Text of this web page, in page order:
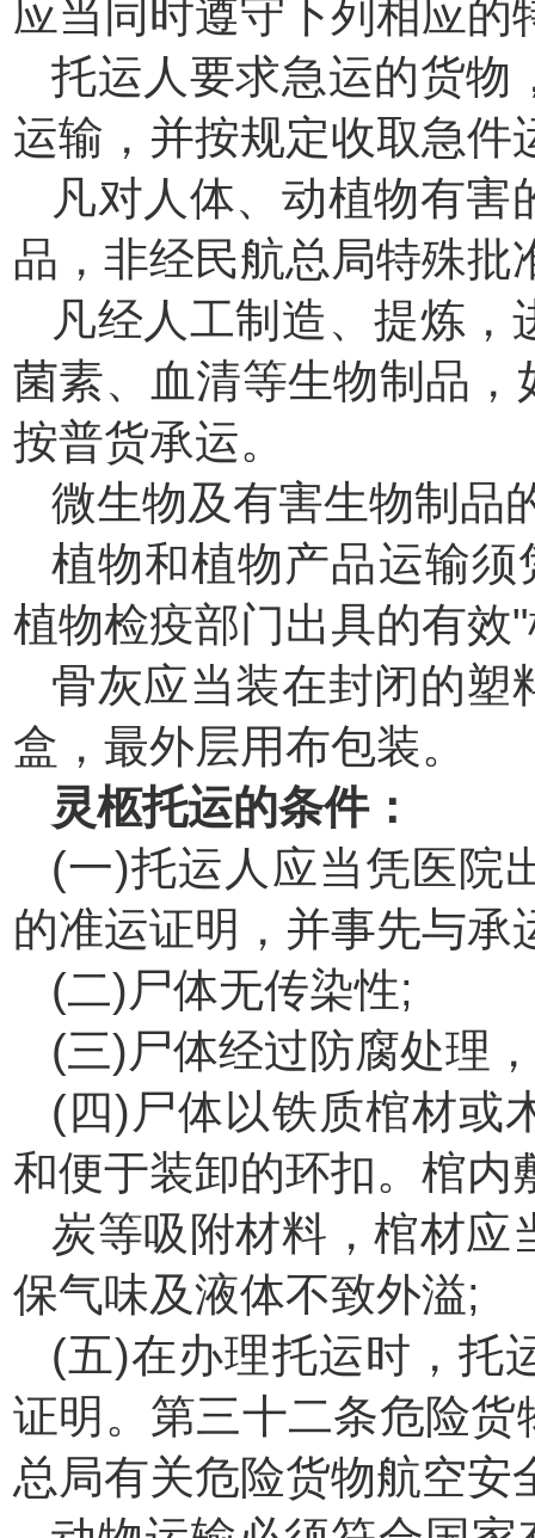
应当同时遵守下列相应的
托运人要求急运的货物
运输，并按规定收取急件
凡对人体、动植物有
品，非经民航总局特殊批
凡经人工制造、提炼
菌素、血清等生物制品
按普货承运。
微生物及有害生物制品
植物和植物产品运输
植物检疫部门出具的有效
骨灰应当装在封闭的塑
盒，最外层用布包装。
灵柩托运的条件：
(一)托运人应当凭医院
的准运证明，并事先与承
(二)尸体无传染性;
(三)尸体经过防腐处理
(四)尸体以铁质棺材或
和便于装卸的环扣。棺内
炭等吸附材料，棺材应
保气味及液体不致外溢;
(五)在办理托运时，托
证明。第三十二条危险
总局有关危险货物航空安